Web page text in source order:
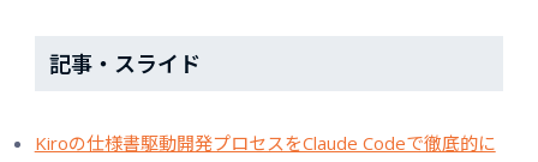
記事・スライド
Kiroの仕様書駆動開発プロセスをClaude Codeで徹底的に